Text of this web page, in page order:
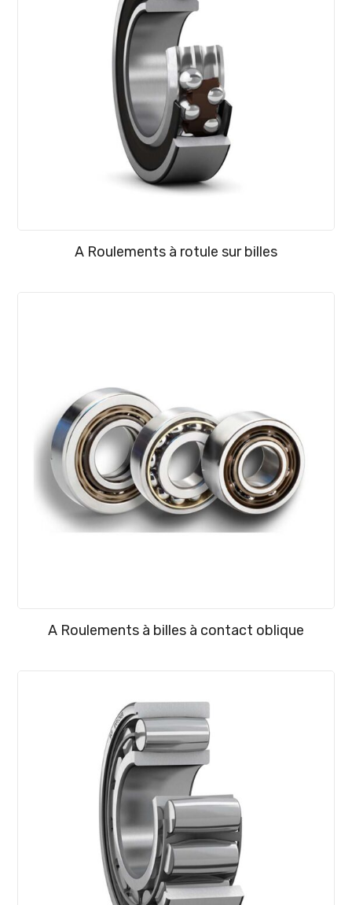
A Roulements à rotule sur billes
A Roulements à billes à contact oblique